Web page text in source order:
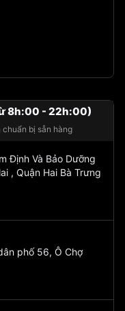
8h:00 - 22h:00)
bị sẵn hàng
Định Và Bảo Dưỡng
, Quận Hai Bà Trưng
phố 56, Ô Chợ